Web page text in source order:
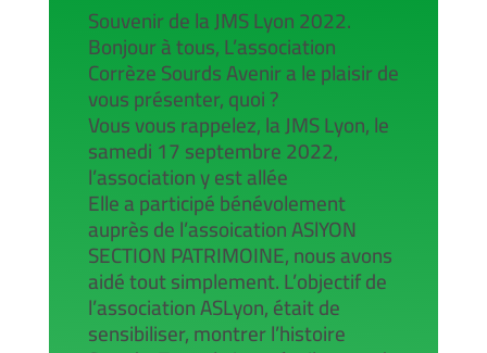
Souvenir de la JMS Lyon 2022.
Bonjour à tous, L’association
Corrèze Sourds Avenir a le plaisir de
vous présenter, quoi ?
Vous vous rappelez, la JMS Lyon, le
samedi 17 septembre 2022,
l’association y est allée
Elle a participé bénévolement
auprès de l’assoication ASlYON
SECTION PATRIMOINE, nous avons
aidé tout simplement. L’objectif de
l’association ASLyon, était de
sensibiliser, montrer l’histoire